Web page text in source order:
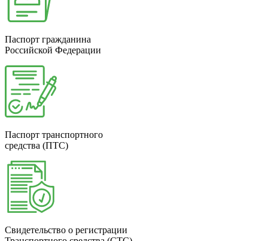
Паспорт гражданина
Российской Федерации
Паспорт транспортного
средства (ПТС)
Свидетельство о регистрации